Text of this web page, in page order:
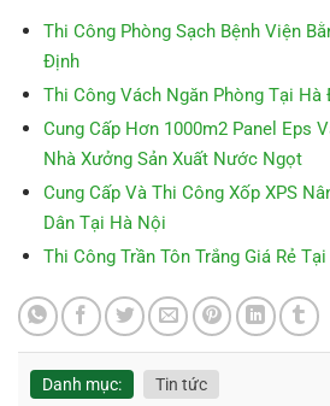
Thi Công Phòng Sạch Bệnh Viện
Định
Thi Công Vách Ngăn Phòng Tại Hà
Cung Cấp Hơn 1000m2 Panel Eps
Nhà Xưởng Sản Xuất Nước Ngọt
Cung Cấp Và Thi Công Xốp XPS
Dân Tại Hà Nội
Thi Công Trần Tôn Trắng Giá Rẻ
Danh mục: Tin tức